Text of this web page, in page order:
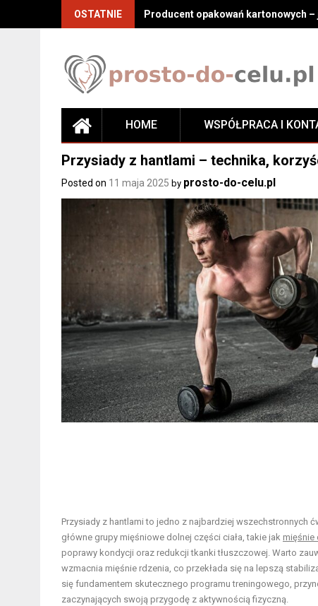
OSTATNIE Producent opakowań kartonowych
HOME WSPÓŁPRACA I
Przysiady z hantlami – technika,
Posted on 11 maja 2025 by prosto-do-celu.pl
Przysiady z hantlami to jedno z najbardziej
główne grupy mięśniowe dolnej części ciała, takie jak mięśnie
poprawy kondycji oraz redukcji tkanki tłuszczowej. Warto
wzmacnia mięśnie rdzenia, co przekłada się na lepszą
się fundamentem skutecznego programu treningowego,
zaczynających swoją przygodę z aktywnością fizyczną.